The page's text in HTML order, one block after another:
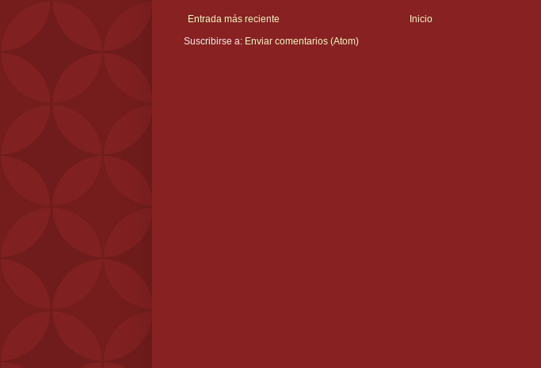
Entrada más reciente
Inicio
Suscribirse a: Enviar comentarios (Atom)